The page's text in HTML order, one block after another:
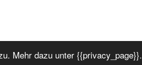
Mehr dazu unter {{privacy_page}}.